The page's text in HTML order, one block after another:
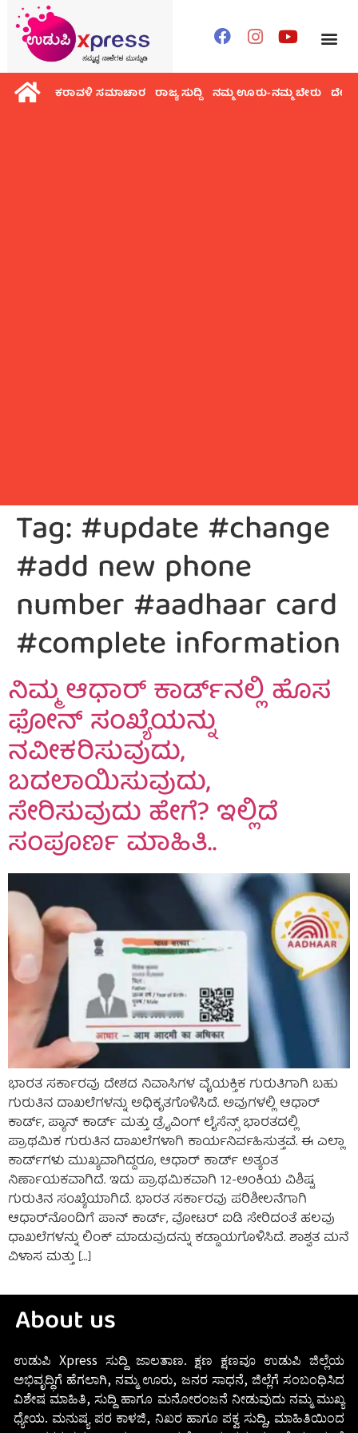
ಕರಾವಳಿ ಸಮಾಚಾರ ರಾಜ್ಯ ಸುದ್ದಿ ನಮ್ಮ ಊರು-ನಮ್ಮ ಬೇರು ದೇಶ
Tag:#update #change
#add new phone
number #aadhaar card
#complete information
ನಿಮ್ಮ ಆಧಾರ್ ಕಾರ್ಡ್‌ನಲ್ಲಿ ಹೊಸ
ಫೋನ್ ಸಂಖ್ಯೆಯನ್ನು
ನವೀಕರಿಸುವುದು,
ಬದಲಾಯಿಸುವುದು,
ಸೇರಿಸುವುದು ಹೇಗೆ? ಇಲ್ಲಿದೆ
ಸಂಪೂರ್ಣ ಮಾಹಿತಿ..
ಭಾರತ ಸರ್ಕಾರವು ದೇಶದ ನಿವಾಸಿಗಳ ವೈಯಕ್ತಿಕ ಗುರುತಿಗಾಗಿ ಬಹು
ಗುರುತಿನ ದಾಖಲೆಗಳನ್ನು ಅಧಿಕೃತಗೊಳಿಸಿದೆ. ಅವುಗಳಲ್ಲಿ ಆಧಾರ್
ಕಾರ್ಡ್, ಪ್ಯಾನ್ ಕಾರ್ಡ್ ಮತ್ತು ಡ್ರೈವಿಂಗ್ ಲೈಸೆನ್ಸ್ ಭಾರತದಲ್ಲಿ
ಪ್ರಾಥಮಿಕ ಗುರುತಿನ ದಾಖಲೆಗಳಾಗಿ ಕಾರ್ಯನಿರ್ವಹಿಸುತ್ತವೆ. ಈ ಎಲ್ಲಾ
ಕಾರ್ಡ್‌ಗಳು ಮುಖ್ಯವಾಗಿದ್ದರೂ, ಆಧಾರ್ ಕಾರ್ಡ್ ಅತ್ಯಂತ
ನಿರ್ಣಾಯಕವಾಗಿದೆ. ಇದು ಪ್ರಾಥಮಿಕವಾಗಿ 12-ಅಂಕಿಯ ವಿಶಿಷ್ಟ
ಗುರುತಿನ ಸಂಖ್ಯೆಯಾಗಿದೆ. ಭಾರತ ಸರ್ಕಾರವು ಪರಿಶೀಲನೆಗಾಗಿ
ಆಧಾರ್‌ನೊಂದಿಗೆ ಪಾನ್ ಕಾರ್ಡ್, ವೋಟರ್ ಐಡಿ ಸೇರಿದಂತೆ ಹಲವು
ಧಾಖಲೆಗಳನ್ನು ಲಿಂಕ್ ಮಾಡುವುದನ್ನು ಕಡ್ಡಾಯಗೊಳಿಸಿದೆ. ಶಾಶ್ವತ ಮನೆ
ವಿಳಾಸ ಮತ್ತು […]
About us
ಉಡುಪಿ Xpress ಸುದ್ದಿ ಜಾಲತಾಣ. ಕ್ಷಣ ಕ್ಷಣವೂ ಉಡುಪಿ ಜಿಲ್ಲೆಯ
ಅಭಿವೃದ್ಧಿಗೆ ಹೆಗಲಾಗಿ, ನಮ್ಮ ಊರು, ಜನರ ಸಾಧನೆ, ಜಿಲ್ಲೆಗೆ ಸಂಬಂಧಿಸಿದ
ವಿಶೇಷ ಮಾಹಿತಿ, ಸುದ್ದಿ ಹಾಗೂ ಮನೋರಂಜನೆ ನೀಡುವುದು ನಮ್ಮ ಮುಖ್ಯ
ಧ್ಯೇಯ. ಮನುಷ್ಯ ಪರ ಕಾಳಜಿ, ನಿಖರ ಹಾಗೂ ಪಕ್ವ ಸುದ್ದಿ, ಮಾಹಿತಿಯಿಂದ